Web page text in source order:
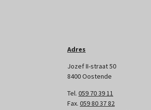
Adres
Jozef II-straat 50
8400 Oostende
Tel. 059 70 39 11
Fax. 059 80 37 82